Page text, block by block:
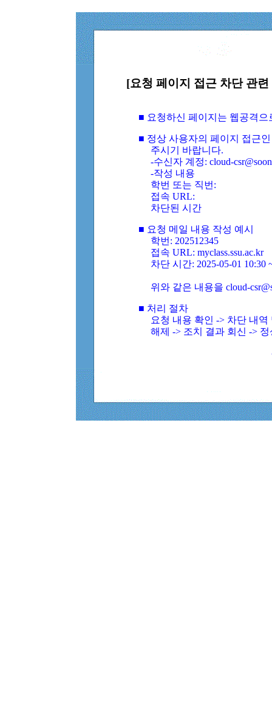
[요청 페이지 접근 차단 관
■ 요청하신 페이지는 웹공격
■ 정상 사용자의 페이지 접근
주시기 바랍니다.
-수신자 계정: cloud-
-작성 내용
학번 또는 직번:
접속 URL:
차단된 시간
■ 요청 메일 내용 작성 예시
학번: 202512345
접속 URL: myclass.ssu.ac.kr
차단 시간: 2025-05-01 10:30
위와 같은 내용을 cloud-
■ 처리 절차
요청 내용 확인 -> 차단 내
해제 -> 조치 결과 회신 ->